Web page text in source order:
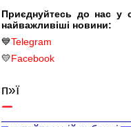
Приєднуйтесь до нас у
найважливіші новини:
💙Telegram
💛Facebook
п»ї